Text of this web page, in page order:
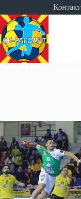
content
Контакт